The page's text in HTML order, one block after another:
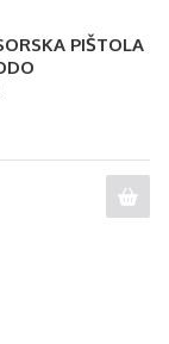
PIŠTOLA